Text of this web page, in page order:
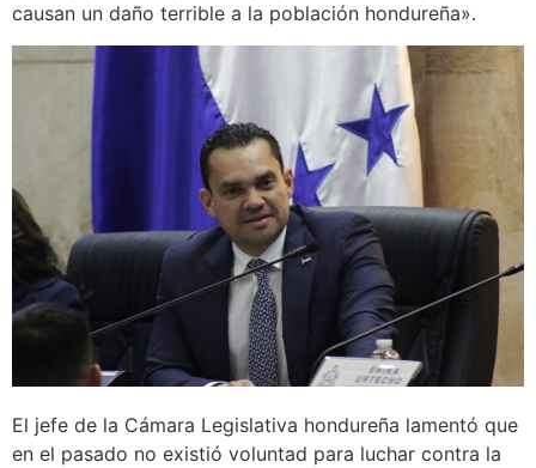
causan un daño terrible a la población hondureña».
El jefe de la Cámara Legislativa hondureña lamentó que
en el pasado no existió voluntad para luchar contra la